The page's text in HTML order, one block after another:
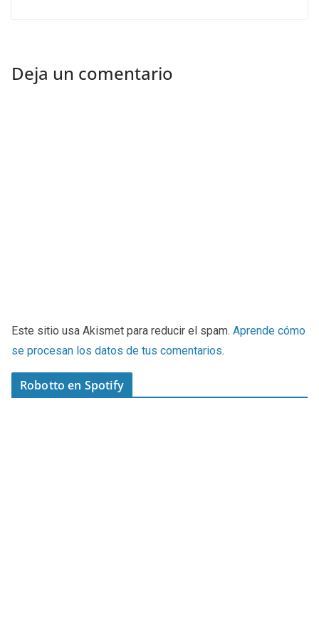
Deja un comentario
Este sitio usa Akismet para reducir el spam. Aprende cómo
se procesan los datos de tus comentarios.
Robotto en Spotify